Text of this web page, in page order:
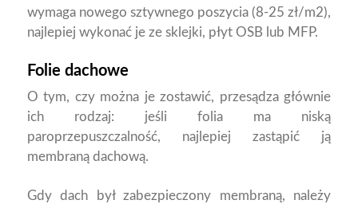
wymaga nowego sztywnego poszycia (8-25 zł/m2),
najlepiej wykonać je ze sklejki, płyt OSB lub MFP.
Folie dachowe
O tym, czy można je zostawić, przesądza głównie
ich rodzaj: jeśli folia ma niską
paroprzepuszczalność, najlepiej zastąpić ją
membraną dachową.
Gdy dach był zabezpieczony membraną, należy